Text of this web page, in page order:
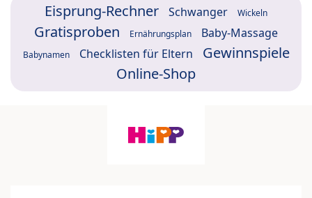
Eisprung-Rechner Schwanger Wickeln
Gratisproben Ernährungsplan Baby-Massage
Babynamen Checklisten für Eltern
Gewinnspiele
Online-Shop